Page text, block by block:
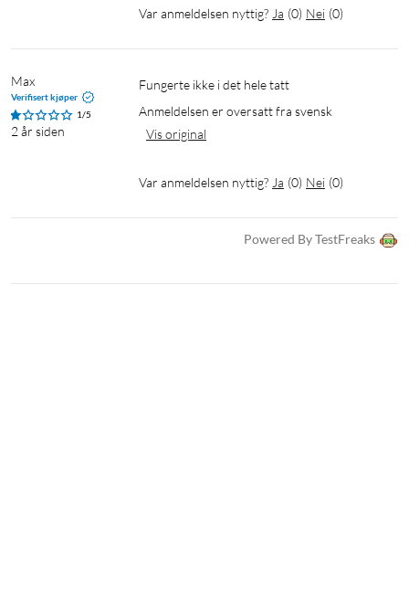
Var anmeldelsen nyttig? Ja (0) Nei (0)
Max
Verifisert kjøper
1/5
2 år siden
Fungerte ikke i det hele tatt
Anmeldelsen er oversatt fra svensk
Vis original
Var anmeldelsen nyttig? Ja (0) Nei (0)
Powered By TestFreaks